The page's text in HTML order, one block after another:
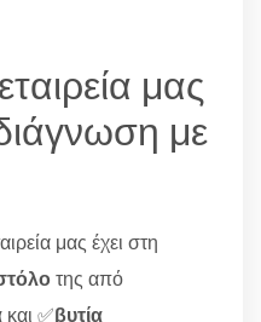
μας
με
μας έχει στη
της από
και ✅βυτία